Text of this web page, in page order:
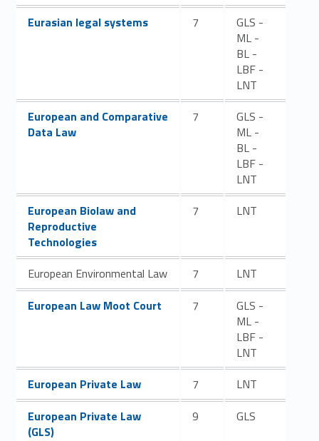
Link identifier #identifier__151342-25
Eurasian legal systems 7
GLS -
ML -
BL -
LBF -
LNT
Link identifier #identifier__197761-26
European and Comparative
Data Law
7
GLS -
ML -
BL -
LBF -
LNT
Link identifier #identifier__32871-27
European Biolaw and
Reproductive
Technologies
7 LNT
European Environmental Law 7
LNT
Link identifier #identifier__17649-28
European Law Moot Court 7
GLS -
ML -
LBF -
LNT
Link identifier #identifier__29405-29
European Private Law 7
LNT
Link identifier #identifier__30481-30
European Private Law
(GLS)
9 GLS